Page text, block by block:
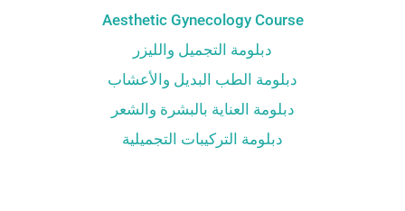
Aesthetic Gynecology Course
دبلومة التجميل والليزر
دبلومة الطب البديل والأعشاب
دبلومة العناية بالبشرة والشعر
دبلومة التركيبات التجميلية